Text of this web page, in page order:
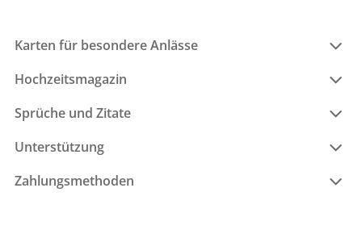
Karten für besondere Anlässe
Hochzeitsmagazin
Sprüche und Zitate
Unterstützung
Zahlungsmethoden